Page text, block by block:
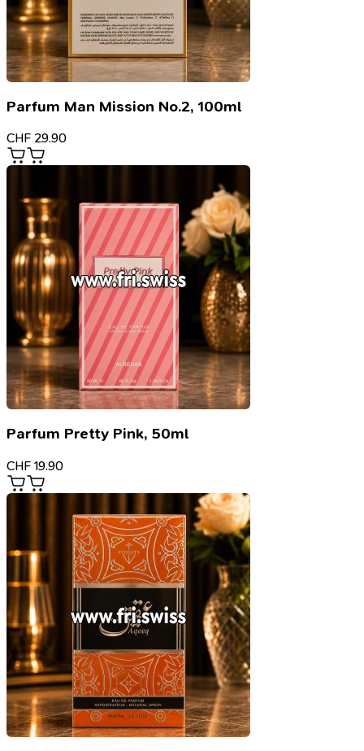
Parfum Man Mission No.2, 100ml
CHF 29.90
Parfum Pretty Pink, 50ml
CHF 19.90